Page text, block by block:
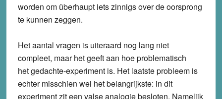
worden om überhaupt iets zinnigs over de oorsprong
te kunnen zeggen.
Het aantal vragen is uiteraard nog lang niet
compleet, maar het geeft aan hoe problematisch
het gedachte-experiment is. Het laatste probleem is
echter misschien wel het belangrijkste: in dit
experiment zit een valse analogie besloten. Namelijk